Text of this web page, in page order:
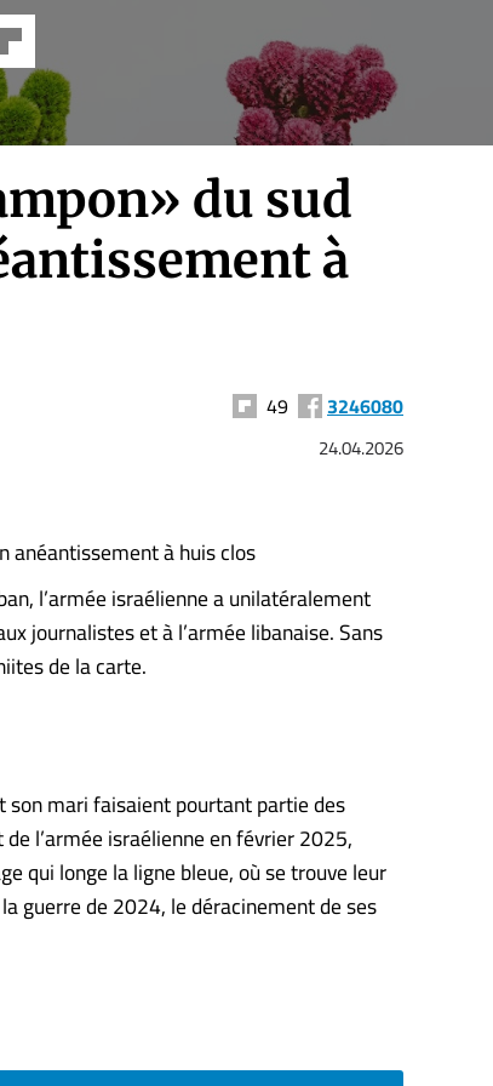
du sud
à
49 3246080
24.04.2026
anéantissement à huis clos
l’armée israélienne a unilatéralement
journalistes et à l’armée libanaise. Sans
de la carte.
son mari faisaient pourtant partie des
l’armée israélienne en février 2025,
qui longe la ligne bleue, où se trouve leur
guerre de 2024, le déracinement de ses